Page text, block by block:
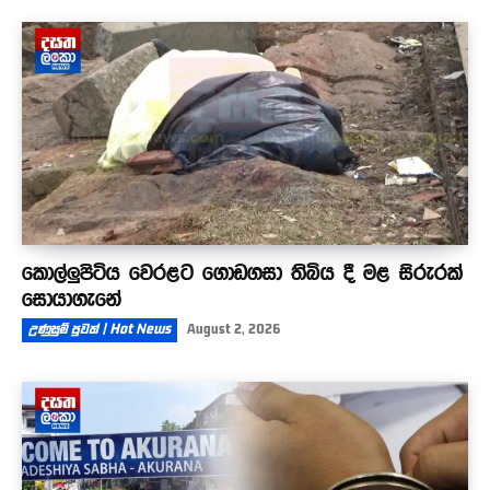
කොල්ලුපිටිය වෙරළට ගොඩගසා තිබිය දී මළ සිරුරක්
සොයාගැනේ
උණුසුම් පුවත් | Hot News August 2, 2026